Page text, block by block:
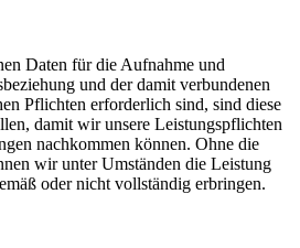
Daten für die Aufnahme und
und der damit verbundenen
Pflichten erforderlich sind, sind diese
damit wir unsere Leistungspflichten
nachkommen können. Ohne die
wir unter Umständen die Leistung
oder nicht vollständig erbringen.